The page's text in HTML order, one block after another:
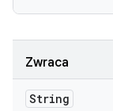
Zwraca
String